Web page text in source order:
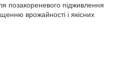
позакореневого підживлення
врожайності і якісних